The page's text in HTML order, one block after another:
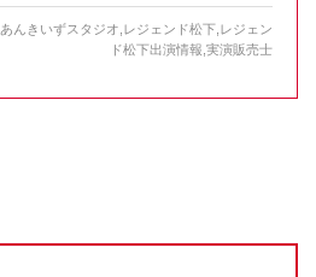
あんきいずスタジオ レジェンド松下 レジェン
ド松下出演情報 実演販売士